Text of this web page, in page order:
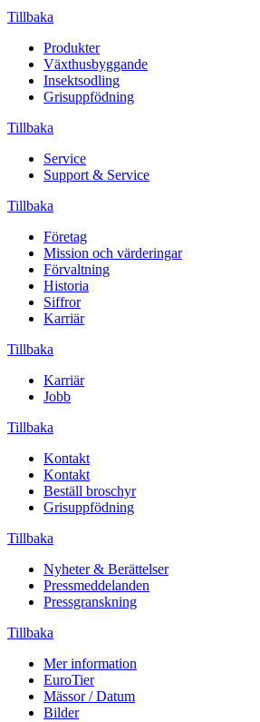
Tillbaka
Produkter
Växthusbyggande
Insektsodling
Grisuppfödning
Tillbaka
Service
Support & Service
Tillbaka
Företag
Mission och värderingar
Förvaltning
Historia
Siffror
Karriär
Tillbaka
Karriär
Jobb
Tillbaka
Kontakt
Kontakt
Beställ broschyr
Grisuppfödning
Tillbaka
Nyheter & Berättelser
Pressmeddelanden
Pressgranskning
Tillbaka
Mer information
EuroTier
Mässor / Datum
Bilder